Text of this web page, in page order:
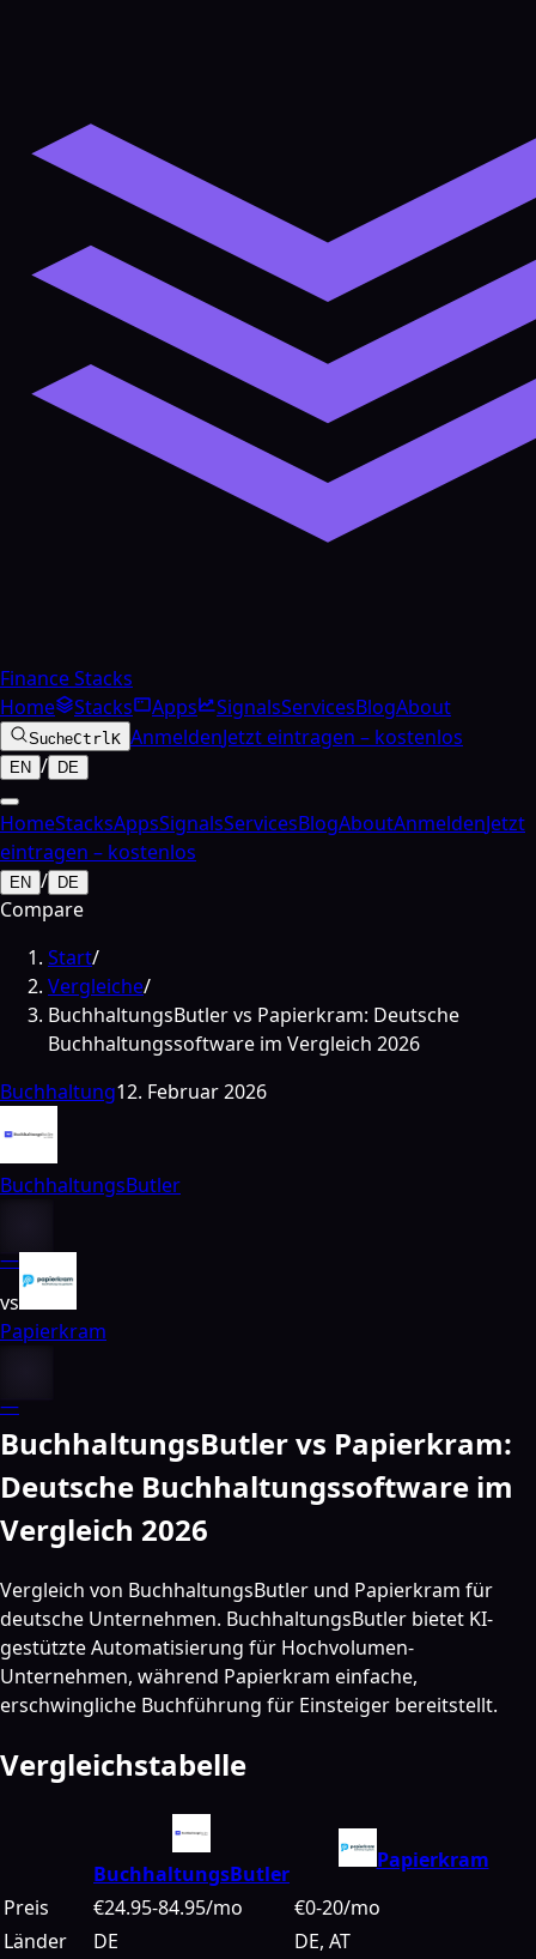
Finance Stacks
Home
Stacks Apps SignalsServicesBlogAbout
SucheCtrlK AnmeldenJetzt eintragen – kostenlos
EN / DE
HomeStacksAppsSignalsServicesBlogAboutAnmeldenJetzt
eintragen – kostenlos
EN / DE
Compare
Start/
Vergleiche/
BuchhaltungsButler vs Papierkram: Deutsche
Buchhaltungssoftware im Vergleich 2026
Buchhaltung12. Februar 2026
BuchhaltungsButler
—
vs
Papierkram
—
BuchhaltungsButler vs Papierkram:
Deutsche Buchhaltungssoftware im
Vergleich 2026
Vergleich von BuchhaltungsButler und Papierkram für
deutsche Unternehmen. BuchhaltungsButler bietet KI-
gestützte Automatisierung für Hochvolumen-
Unternehmen, während Papierkram einfache,
erschwingliche Buchführung für Einsteiger bereitstellt.
Vergleichstabelle
BuchhaltungsButler
Papierkram
Preis
€24.95-84.95/mo
€0-20/mo
Länder
DE
DE, AT